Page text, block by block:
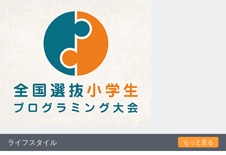
ライフスタイル もっと見る